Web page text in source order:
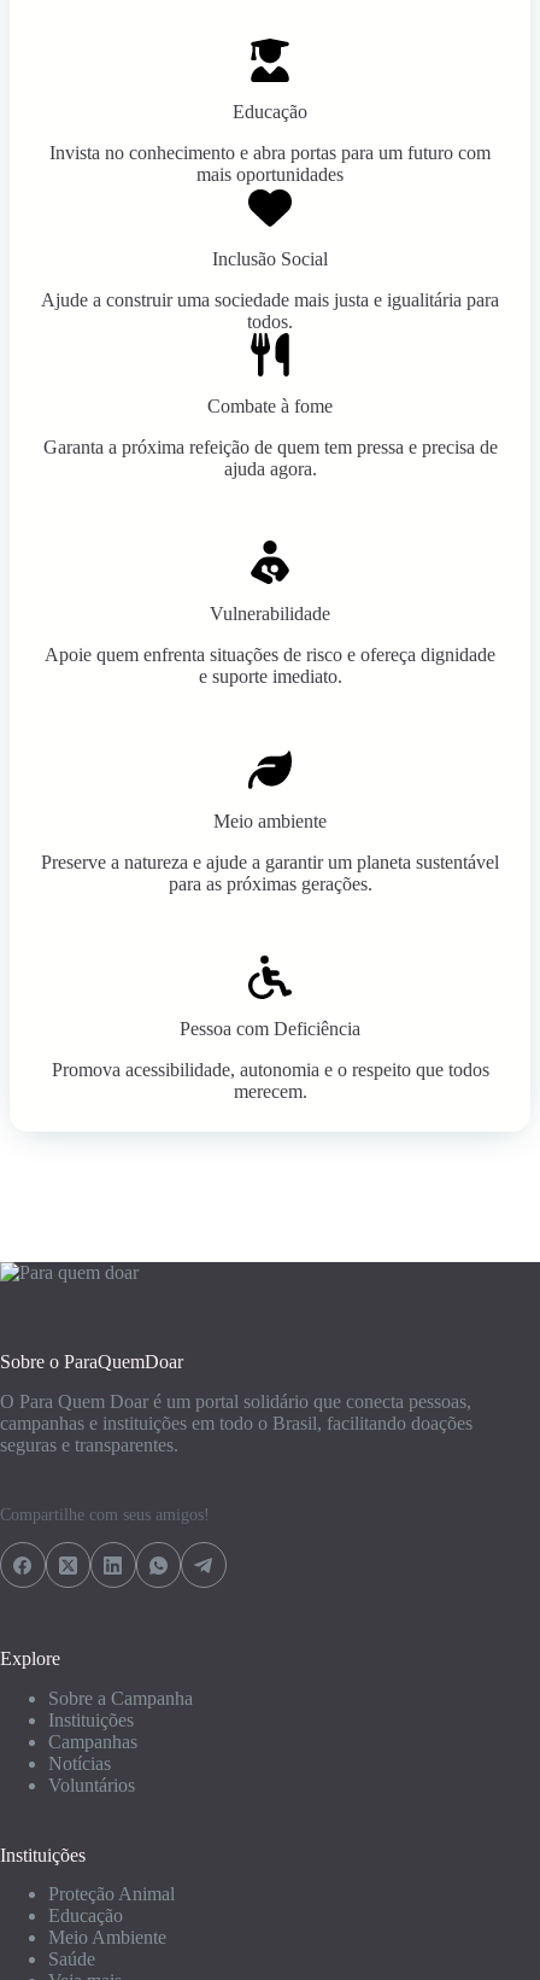
Educação
Invista no conhecimento e abra portas para um futuro com
mais oportunidades
Inclusão Social
Ajude a construir uma sociedade mais justa e igualitária para
todos.
Combate à fome
Garanta a próxima refeição de quem tem pressa e precisa de
ajuda agora.
Vulnerabilidade
Apoie quem enfrenta situações de risco e ofereça dignidade
e suporte imediato.
Meio ambiente
Preserve a natureza e ajude a garantir um planeta sustentável
para as próximas gerações.
Pessoa com Deficiência
Promova acessibilidade, autonomia e o respeito que todos
merecem.
Sobre o ParaQuemDoar
O Para Quem Doar é um portal solidário que conecta pessoas,
campanhas e instituições em todo o Brasil, facilitando doações
seguras e transparentes.
Compartilhe com seus amigos!
Explore
Sobre a Campanha
Instituições
Campanhas
Notícias
Voluntários
Instituições
Proteção Animal
Educação
Meio Ambiente
Saúde